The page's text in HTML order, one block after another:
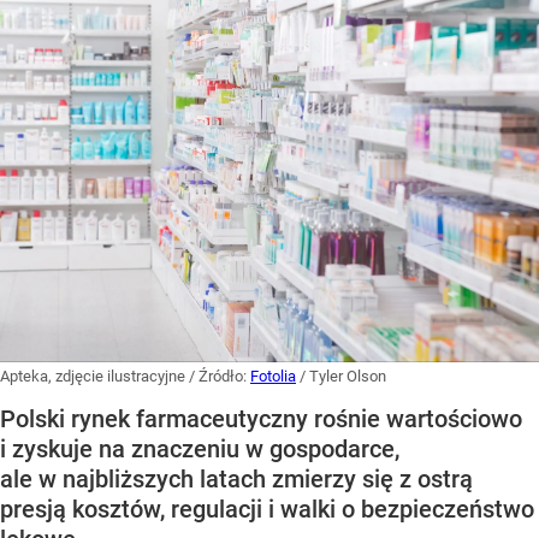
Apteka, zdjęcie ilustracyjne / Źródło: Fotolia / Tyler Olson
Polski rynek farmaceutyczny rośnie wartościowo
i zyskuje na znaczeniu w gospodarce,
ale w najbliższych latach zmierzy się z ostrą
presją kosztów, regulacji i walki o bezpieczeństwo